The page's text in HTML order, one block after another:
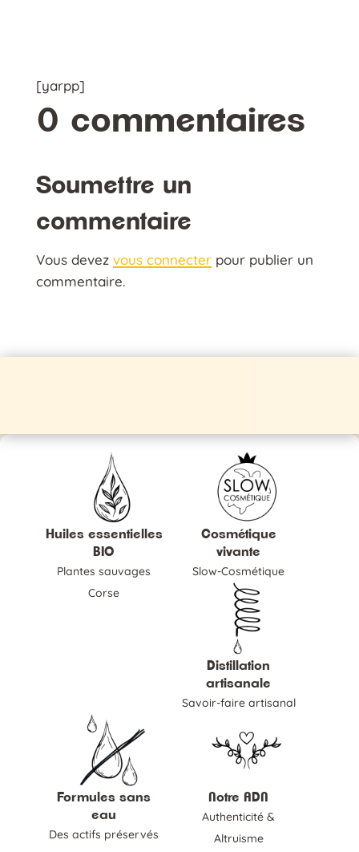
[yarpp]
0 commentaires
Soumettre un
commentaire
Vous devez vous connecterpour publier un
commentaire.
Huiles essentielles
BIO
Plantes sauvages
Corse
Cosmétique
vivante
Slow-Cosmétique
Distillation
artisanale
Savoir-faire artisanal
Formules sans
eau
Des actifs préservés
Notre ADN
Authenticité &
Altruisme